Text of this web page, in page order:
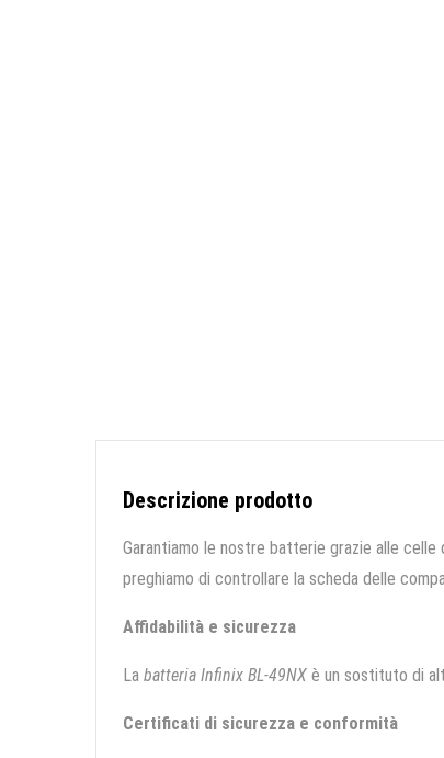
Descrizione prodotto
Garantiamo le nostre batterie grazie alle
preghiamo di controllare la scheda delle
Affidabilità e sicurezza
La batteria Infinix BL-49NX è un sostituto di
Certificati di sicurezza e conformità